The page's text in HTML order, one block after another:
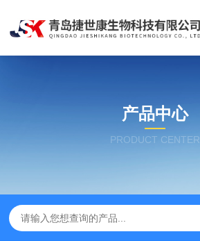
产品中心
PRODUCT CENTER